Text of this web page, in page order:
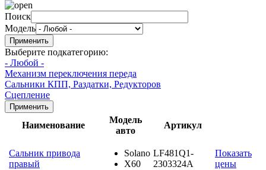
Поиск
Модель
Выберите подкатегорию:
- Любой -
Механизм переключения переда
Сальники КПП, Раздатки, Редукторов
Сцепление
Наименование
Модель
авто
Артикул
Cальник привода
правый
Solano
X60
LF481Q1-
2303324A
Показать
цены